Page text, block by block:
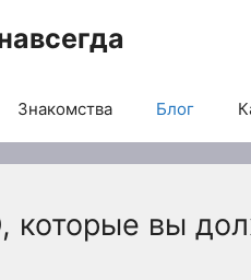
Знакомства Блог
которые вы